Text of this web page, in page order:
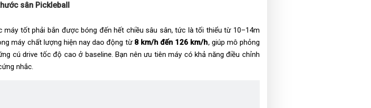
sân Pickleball
máy tốt phải bắn được bóng đến hết chiều sâu sân, tức là tối thiểu từ 10–14m
máy chất lượng hiện nay dao động từ 8 km/h đến 126 km/h, giúp mô phỏng
cú drive tốc độ cao ở baseline. Bạn nên ưu tiên máy có khả năng điều chỉnh
nhắc.